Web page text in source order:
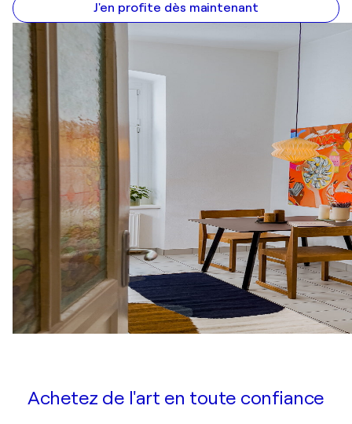
J'en profite dès maintenant
Achetez de l'art en toute confiance